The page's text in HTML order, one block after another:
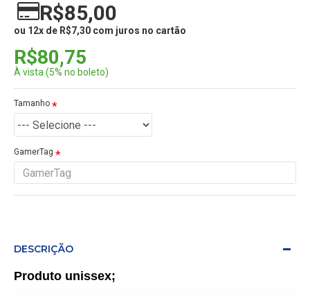
R$85,00
ou 12x de R$7,30 com juros no cartão
R$80,75
À vista (5% no boleto)
Tamanho
GamerTag
DESCRIÇÃO
Produto unissex;